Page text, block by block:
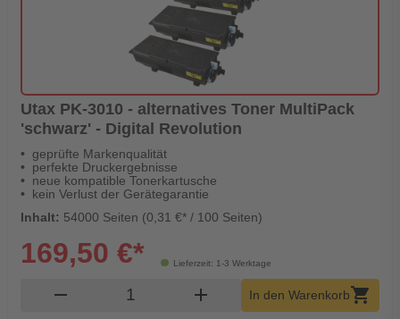
Utax PK-3010 - alternatives Toner MultiPack
'schwarz' - Digital Revolution
geprüfte Markenqualität
perfekte Druckergebnisse
neue kompatible Tonerkartusche
kein Verlust der Gerätegarantie
Inhalt: 54000 Seiten (0,31 €* / 100 Seiten)
Lieferzeit: 1-3 Werktage
169,50 €*
remove Produkt Warenkorb Menge
add In den Warenkorb shopping_cart